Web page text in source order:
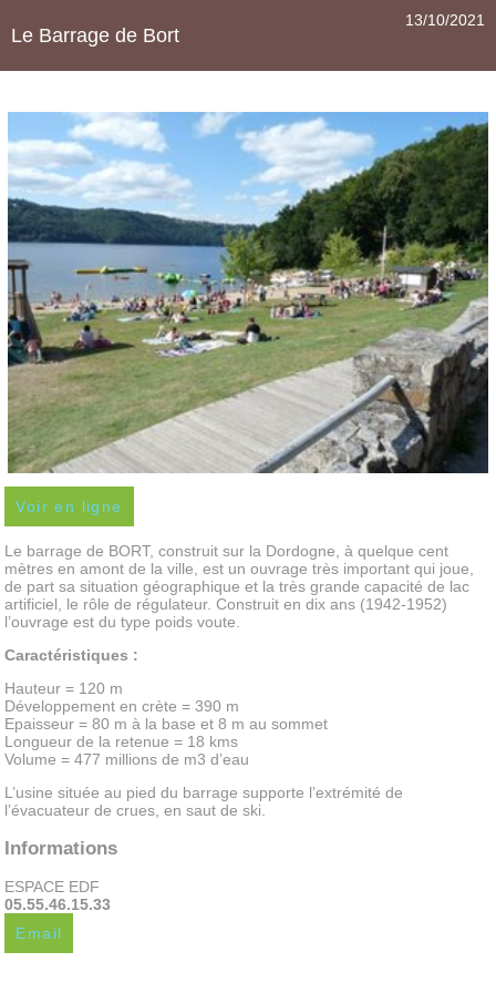
Le Barrage de Bort
13/10/2021
Voir en ligne
Le barrage de BORT, construit sur la Dordogne, à quelque cent
mètres en amont de la ville, est un ouvrage très important qui joue,
de part sa situation géographique et la très grande capacité de lac
artificiel, le rôle de régulateur. Construit en dix ans (1942-1952)
l’ouvrage est du type poids voute.
Caractéristiques :
Hauteur = 120 m
Développement en crète = 390 m
Epaisseur = 80 m à la base et 8 m au sommet
Longueur de la retenue = 18 kms
Volume = 477 millions de m3 d’eau
L’usine située au pied du barrage supporte l’extrémité de
l’évacuateur de crues, en saut de ski.
Informations
ESPACE EDF
05.55.46.15.33
Email